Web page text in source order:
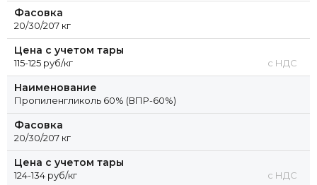
Фасовка
20/30/207 кг
Цена с учетом тары
115-125 руб/кг с НДС
Наименование
Пропиленгликоль 60% (ВПР-60%)
Фасовка
20/30/207 кг
Цена с учетом тары
124-134 руб/кг с НДС